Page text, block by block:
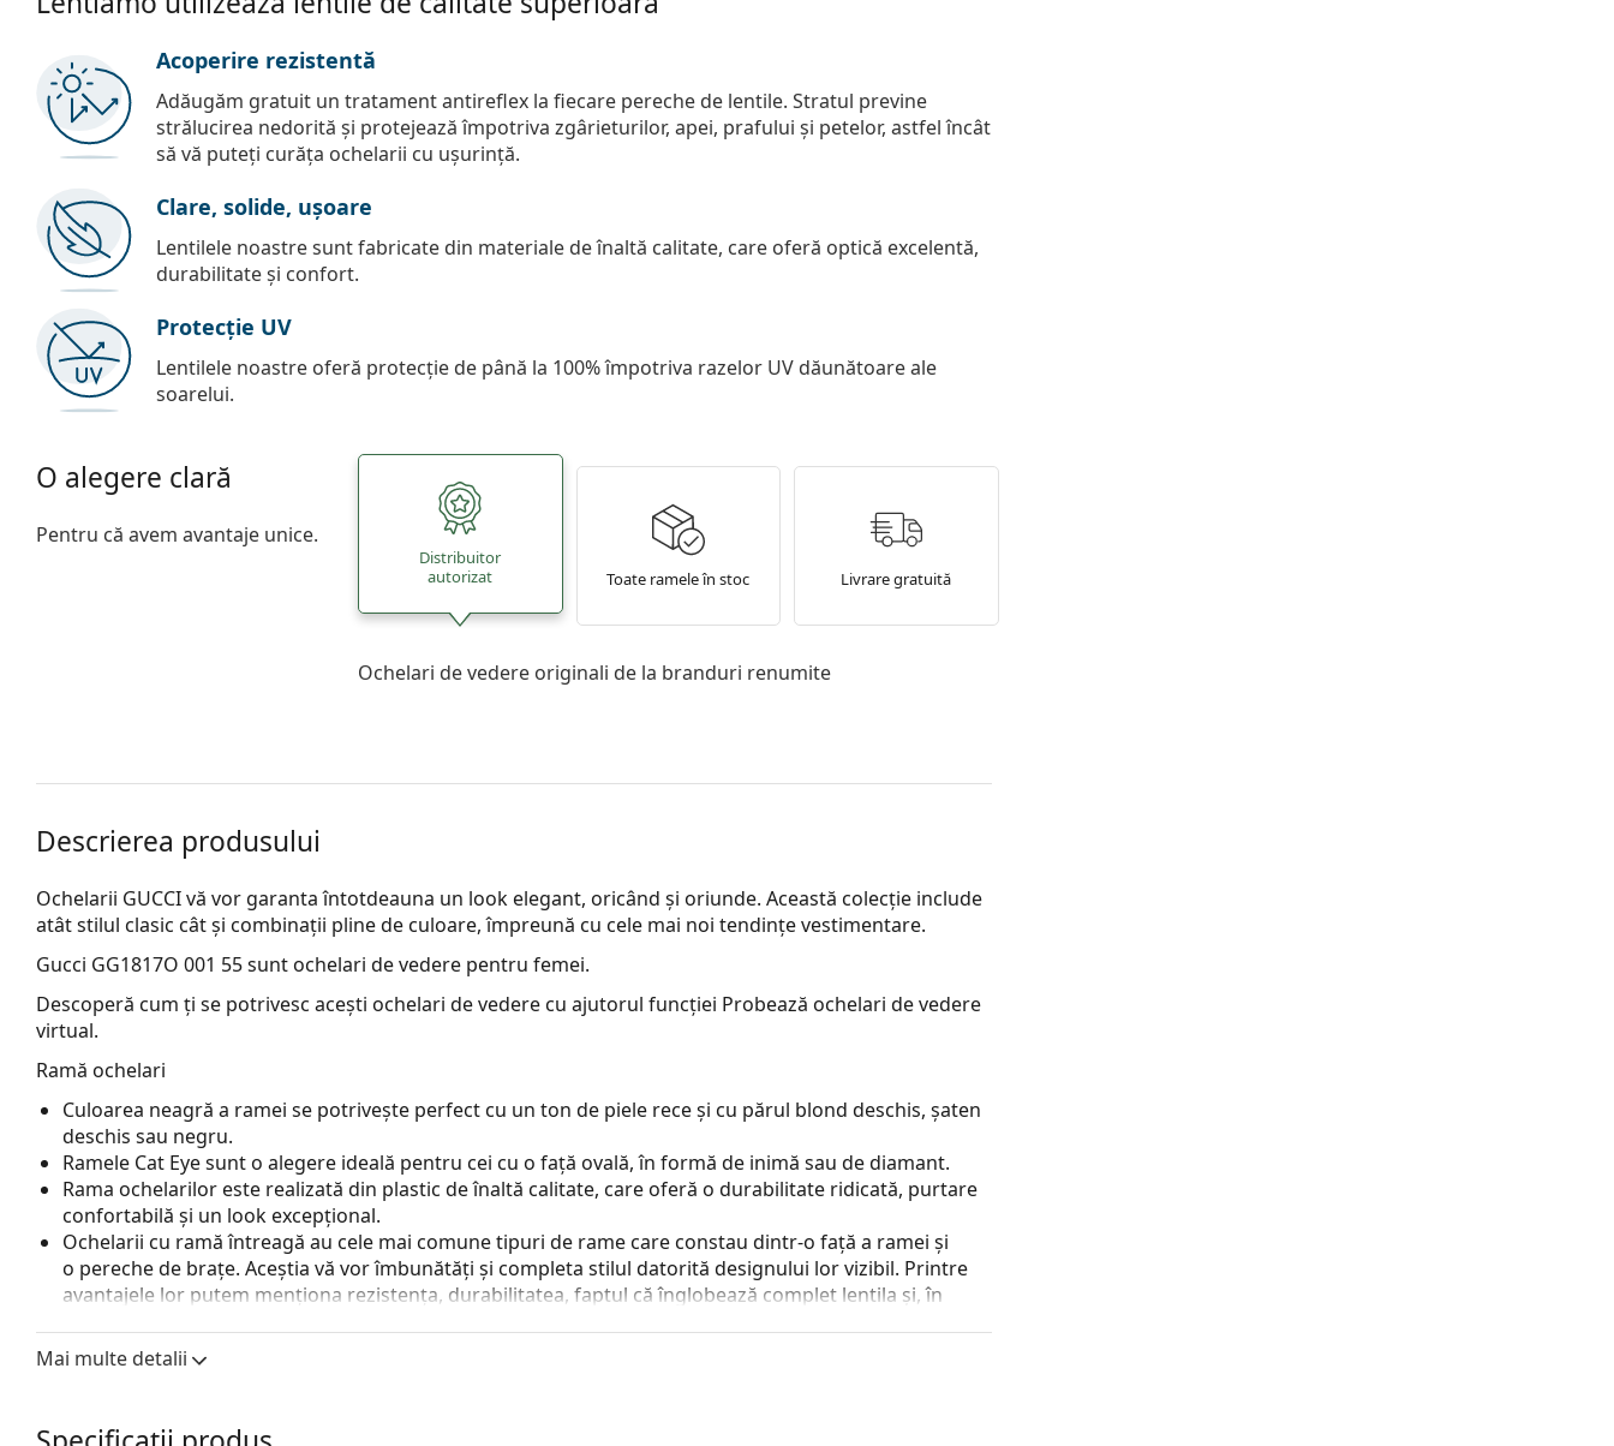
Acoperire rezistentă
Adăugăm gratuit un tratament antireflex la fiecare pereche de lentile. Stratul previne
strălucirea nedorită și protejează împotriva zgârieturilor, apei, prafului și petelor, astfel încât
să vă puteți curăța ochelarii cu ușurință.
Clare, solide, ușoare
Lentilele noastre sunt fabricate din materiale de înaltă calitate, care oferă optică excelentă,
durabilitate și confort.
Protecție UV
Lentilele noastre oferă protecție de până la 100% împotriva razelor UV dăunătoare ale
soarelui.
O alegere clară
Pentru că avem avantaje unice.
Distribuitor
autorizat
Toate ramele în stoc Livrare gratuită
Ochelari de vedere originali de la branduri renumite
Descrierea produsului
Ochelarii GUCCI vă vor garanta întotdeauna un look elegant, oricând și oriunde. Această colecție include
atât stilul clasic cât și combinații pline de culoare, împreună cu cele mai noi tendințe vestimentare.
Gucci GG1817O 001 55sunt ochelari de vedere pentru femei.
Descoperă cum ți se potrivesc acești ochelari de vedere cu ajutorul funcției Probează ochelari de vedere
virtual.
Ramă ochelari
Culoarea neagră a ramei se potrivește perfect cu un ton de piele rece și cu părul blond deschis, șaten
deschis sau negru.
Ramele Cat Eye sunt o alegere ideală pentru cei cu o față ovală, în formă de inimă sau de diamant.
Rama ochelarilor este realizată din plastic de înaltă calitate, care oferă o durabilitate ridicată, purtare
confortabilă și un look excepțional.
Ochelarii cu ramă întreagă au cele mai comune tipuri de rame care constau dintr-o față a ramei și
o pereche de brațe. Aceștia vă vor îmbunătăți și completa stilul datorită designului lor vizibil. Printre
avantajele lor putem menționa rezistența, durabilitatea, faptul că înglobează complet lentila și, în
inclusiv cele cu putere optică mai mare.
Livrăm ochelarii în husa lor originală. Culoarea husei și designul acesteia pot varia.
Mai multe detalii